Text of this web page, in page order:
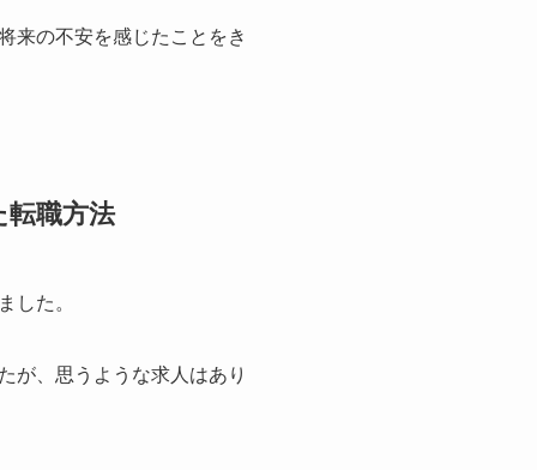
来の不安を感じたことをき
職方法
した。
が、思うような求人はあり